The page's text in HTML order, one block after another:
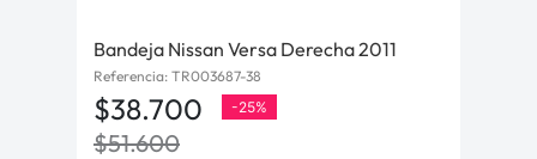
Bandeja Nissan Versa Derecha 2011
Referencia: TR003687-38
$38.700 -25%
$51.600